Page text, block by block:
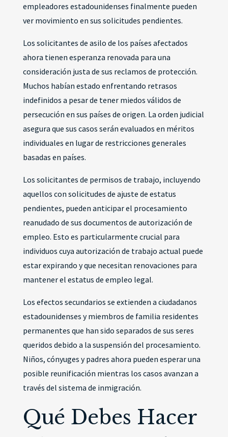
empleadores estadounidenses finalmente pueden
ver movimiento en sus solicitudes pendientes.
Los solicitantes de asilo de los países afectados
ahora tienen esperanza renovada para una
consideración justa de sus reclamos de protección.
Muchos habían estado enfrentando retrasos
indefinidos a pesar de tener miedos válidos de
persecución en sus países de origen. La orden judicial
asegura que sus casos serán evaluados en méritos
individuales en lugar de restricciones generales
basadas en países.
Los solicitantes de permisos de trabajo, incluyendo
aquellos con solicitudes de ajuste de estatus
pendientes, pueden anticipar el procesamiento
reanudado de sus documentos de autorización de
empleo. Esto es particularmente crucial para
individuos cuya autorización de trabajo actual puede
estar expirando y que necesitan renovaciones para
mantener el estatus de empleo legal.
Los efectos secundarios se extienden a ciudadanos
estadounidenses y miembros de familia residentes
permanentes que han sido separados de sus seres
queridos debido a la suspensión del procesamiento.
Niños, cónyuges y padres ahora pueden esperar una
posible reunificación mientras los casos avanzan a
través del sistema de inmigración.
Qué Debes Hacer